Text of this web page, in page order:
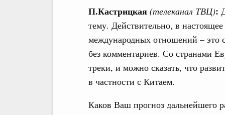
П.Кастрицкая (телеканал ТВЦ):
тему. Действительно, в
международных отношений –
без комментариев. Со странами
треки, и можно сказать, что
в частности с Китаем.
Каков Ваш прогноз дальнейшего